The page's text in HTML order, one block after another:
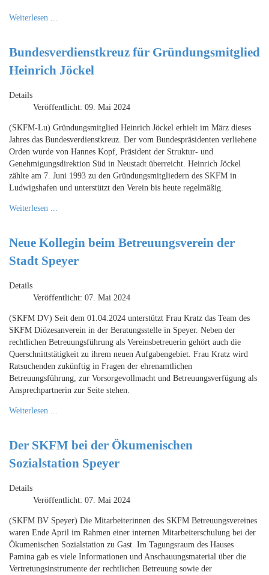
Weiterlesen ...
Bundesverdienstkreuz für Gründungsmitglied
Heinrich Jöckel
Details
Veröffentlicht: 09. Mai 2024
(SKFM-Lu) Gründungsmitglied Heinrich Jöckel erhielt im März dieses
Jahres das Bundesverdienstkreuz. Der vom Bundespräsidenten verliehene
Orden wurde von Hannes Kopf, Präsident der Struktur- und
Genehmigungsdirektion Süd in Neustadt überreicht. Heinrich Jöckel
zählte am 7. Juni 1993 zu den Gründungsmitgliedern des SKFM in
Ludwigshafen und unterstützt den Verein bis heute regelmäßig.
Weiterlesen ...
Neue Kollegin beim Betreuungsverein der
Stadt Speyer
Details
Veröffentlicht: 07. Mai 2024
(SKFM DV) Seit dem 01.04.2024 unterstützt Frau Kratz das Team des
SKFM Diözesanverein in der Beratungsstelle in Speyer. Neben der
rechtlichen Betreuungsführung als Vereinsbetreuerin gehört auch die
Querschnittstätigkeit zu ihrem neuen Aufgabengebiet. Frau Kratz wird
Ratsuchenden zukünftig in Fragen der ehrenamtlichen
Betreuungsführung, zur Vorsorgevollmacht und Betreuungsverfügung als
Ansprechpartnerin zur Seite stehen.
Weiterlesen ...
Der SKFM bei der Ökumenischen
Sozialstation Speyer
Details
Veröffentlicht: 07. Mai 2024
(SKFM BV Speyer) Die Mitarbeiterinnen des SKFM Betreuungsvereines
waren Ende April im Rahmen einer internen Mitarbeiterschulung bei der
Ökumenischen Sozialstation zu Gast. Im Tagungsraum des Hauses
Pamina gab es viele Informationen und Anschauungsmaterial über die
Vertretungsinstrumente der rechtlichen Betreuung sowie der